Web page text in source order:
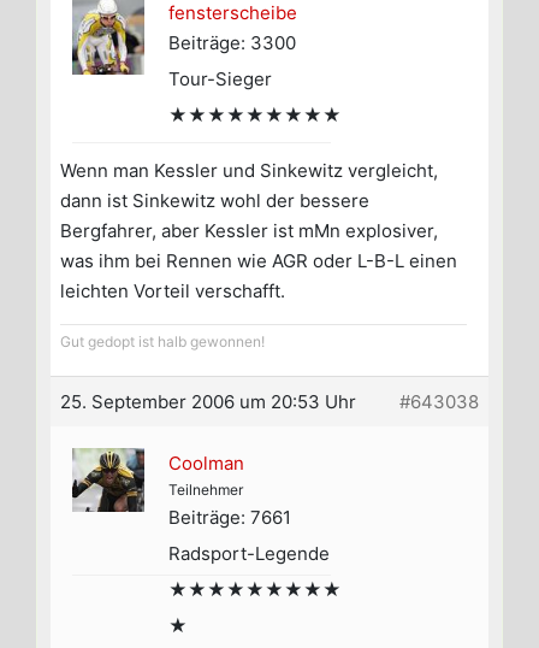
fensterscheibe
Beiträge: 3300
Tour-Sieger
★★★★★★★★★
Wenn man Kessler und Sinkewitz vergleicht,
dann ist Sinkewitz wohl der bessere
Bergfahrer, aber Kessler ist mMn explosiver,
was ihm bei Rennen wie AGR oder L-B-L einen
leichten Vorteil verschafft.
Gut gedopt ist halb gewonnen!
25. September 2006 um 20:53 Uhr #643038
Coolman
Teilnehmer
Beiträge: 7661
Radsport-Legende
★★★★★★★★★
★